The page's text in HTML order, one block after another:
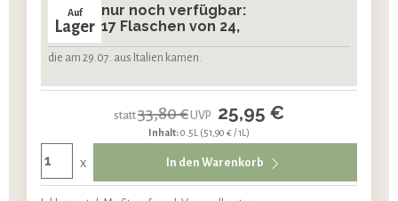
Auf
Lager
nur noch verfügbar:
17 Flaschen von 24,
die am 29.07. aus Italien kamen.
statt33,80 €UVP 25,95 €
Inhalt:0.5L (51,90 € / 1L)
x In den Warenkorb